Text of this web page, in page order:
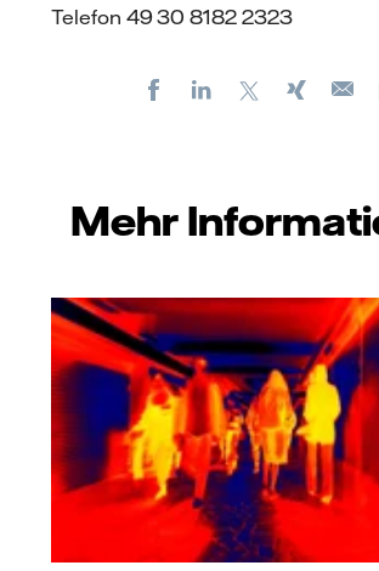
Telefon 49 30 8182 2323
FacebookLinkedIn Xing
E-
Mehr